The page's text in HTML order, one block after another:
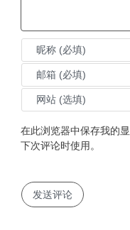
在此浏览器中保存我的
下次评论时使用。